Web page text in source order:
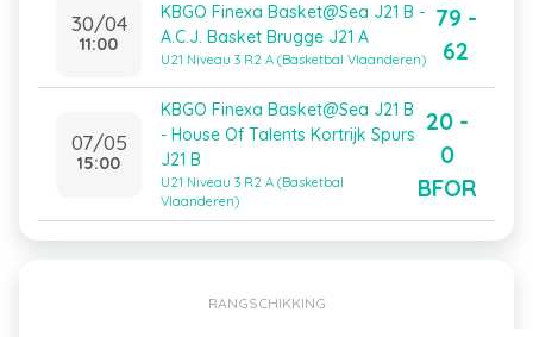
30/04
11:00
KBGO Finexa Basket@Sea J21 B -
A.C.J. Basket Brugge J21 A
U21 Niveau 3 R2 A (Basketbal Vlaanderen)
79 -
62
07/05
15:00
KBGO Finexa Basket@Sea J21 B
- House Of Talents Kortrijk Spurs
J21 B
U21 Niveau 3 R2 A (Basketbal
Vlaanderen)
20 -
0
BFOR
RANGSCHIKKING